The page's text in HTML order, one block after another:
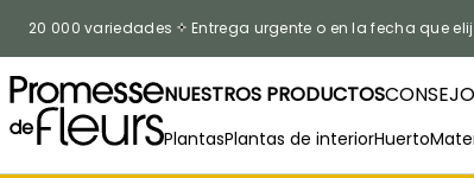
20 000 variedades Entrega urgente o en la fecha que
NUESTROS PRODUCTOS
PlantasPlantas de interiorHuerto